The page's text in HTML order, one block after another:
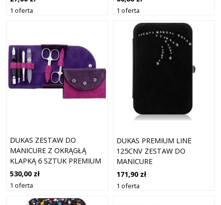
1 oferta 1 oferta
DUKAS ZESTAW DO
MANICURE Z OKRĄGŁĄ
KLAPKĄ 6 SZTUK PREMIUM
LINE PL 216FR
530,00 zł
1 oferta
DUKAS PREMIUM LINE
125CNV ZESTAW DO
MANICURE
171,90 zł
1 oferta